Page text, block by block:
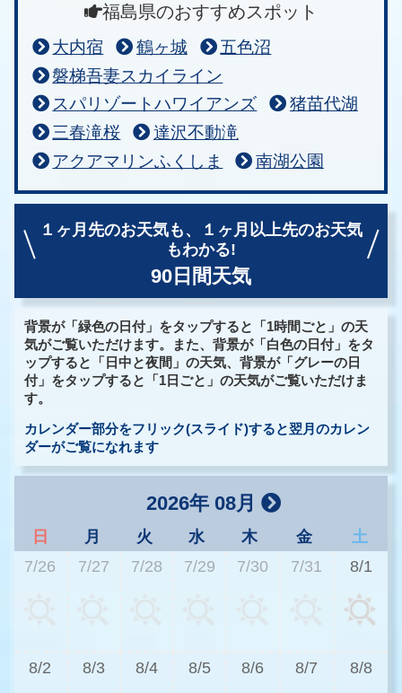
福島県のおすすめスポット
大内宿 鶴ヶ城
五色沼
磐梯吾妻スカイライン
スパリゾートハワイアンズ
猪苗代湖
三春滝桜
達沢不動滝
アクアマリンふくしま
南湖公園
１ヶ月先のお天気も、
１ヶ月以上先のお天気
もわかる!
90日間天気
背景が「緑色の日付」をタップすると「1時間ごと」の天
気がご覧いただけます。また、背景が「白色の日付」をタ
ップすると「日中と夜間」の天気、背景が「グレーの日
付」をタップすると「1日ごと」の天気がご覧いただけま
す。
カレンダー部分をフリック(スライド)すると翌月のカレン
ダーがご覧になれます
2026年 08月
日 月 火 水 木 金
土
7/26
7/27 7/28 7/29 7/30 7/31 8/1
8/2 8/3 8/4 8/5 8/6 8/7 8/8